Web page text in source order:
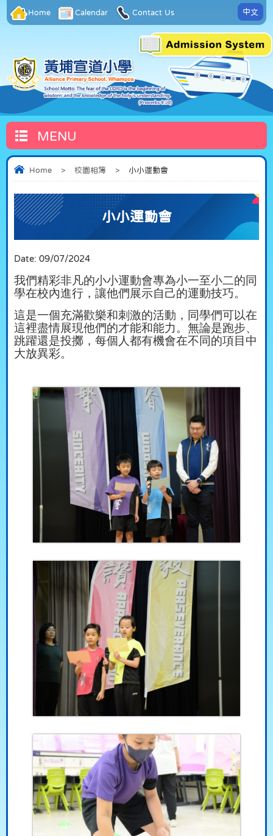
Home Calendar Contact Us 中文
MENU
Home > 校園相簿 > 小小運動會
小小運動會
Date: 09/07/2024
我們精彩非凡的小小運動會專為小一至小二的同
學在校內進行，讓他們展示自己的運動技巧。
這是一個充滿歡樂和刺激的活動，同學們可以在
這裡盡情展現他們的才能和能力。無論是跑步、
跳躍還是投擲，每個人都有機會在不同的項目中
大放異彩。